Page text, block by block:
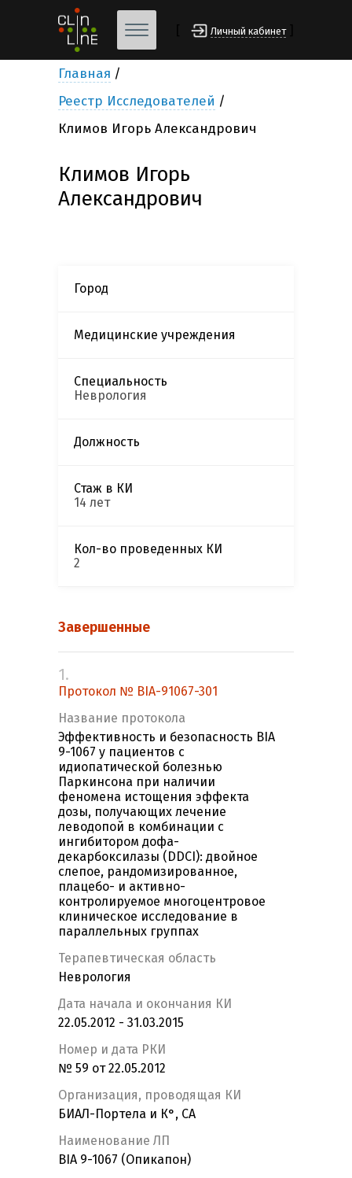
Личный кабинет
Главная
Реестр Исследователей
Климов Игорь Александрович
Климов Игорь
Александрович
Город
Медицинские учреждения
Специальность
Неврология
Должность
Стаж в КИ
14 лет
Кол-во проведенных КИ
2
Завершенные
1.
Протокол № BIA-91067-301
Название протокола
Эффективность и безопасность BIA
9-1067 у пациентов с
идиопатической болезнью
Паркинсона при наличии
феномена истощения эффекта
дозы, получающих лечение
леводопой в комбинации с
ингибитором дофа-
декарбоксилазы (DDCI): двойное
слепое, рандомизированное,
плацебо- и активно-
контролируемое многоцентровое
клиническое исследование в
параллельных группах
Терапевтическая область
Неврология
Дата начала и окончания КИ
22.05.2012 - 31.03.2015
Номер и дата РКИ
№ 59 от 22.05.2012
Организация, проводящая КИ
БИАЛ-Портела и К°, СА
Наименование ЛП
BIA 9-1067 (Опикапон)